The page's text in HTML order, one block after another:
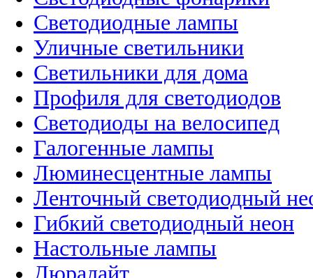
Светодиодные лампы
Уличные светильники
Светильники для дома
Профиля для светодиодов
Светодиоды на велосипед
Галогенные лампы
Люминесцентные лампы
Ленточный светодиодный
Гибкий светодиодный неон
Настольные лампы